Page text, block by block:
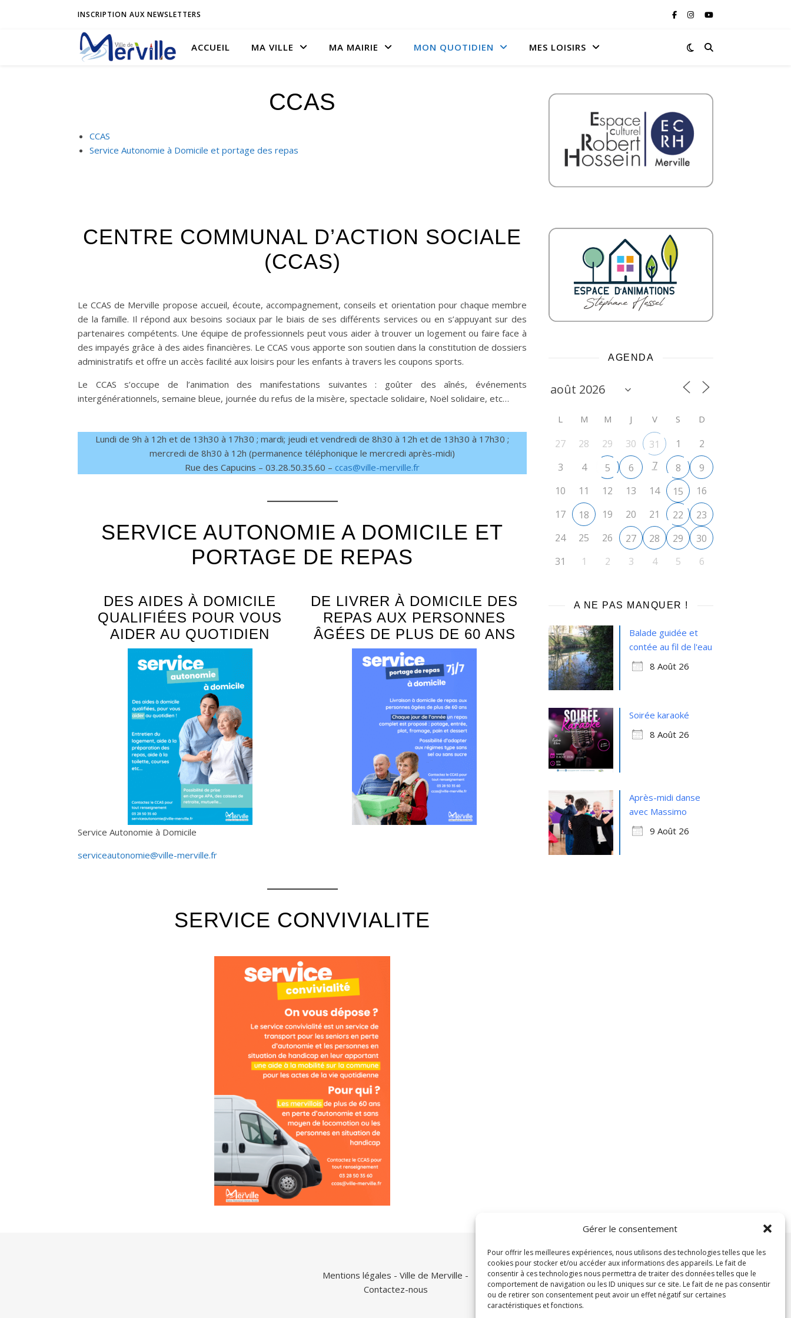
Gérer le consentement
Pour offrir les meilleures expériences, nous utilisons des technologies telles que les
cookies pour stocker et/ou accéder aux informations des appareils. Le fait de
consentir à ces technologies nous permettra de traiter des données telles que le
comportement de navigation ou les ID uniques sur ce site. Le fait de ne pas consentir
ou de retirer son consentement peut avoir un effet négatif sur certaines
caractéristiques et fonctions.
INSCRIPTION AUX NEWSLETTERS
ACCUEIL MA VILLE MA MAIRIE MON QUOTIDIEN MES LOISIRS
CCAS
CCAS
Service Autonomie à Domicile et portage des repas
CENTRE COMMUNAL D’ACTION SOCIALE
(CCAS)
Le CCAS de Merville propose accueil, écoute, accompagnement, conseils et orientation pour chaque membre
de la famille. Il répond aux besoins sociaux par le biais de ses différents services ou en s’appuyant sur des
partenaires compétents. Une équipe de professionnels peut vous aider à trouver un logement ou faire face à
des impayés grâce à des aides financières. Le CCAS vous apporte son soutien dans la constitution de dossiers
administratifs et offre un accès facilité aux loisirs pour les enfants à travers les coupons sports.
Le CCAS s’occupe de l’animation des manifestations suivantes : goûter des aînés, événements
intergénérationnels, semaine bleue, journée du refus de la misère, spectacle solidaire, Noël solidaire, etc…
Lundi de 9h à 12h et de 13h30 à 17h30 ; mardi; jeudi et vendredi de 8h30 à 12h et de 13h30 à 17h30 ;
mercredi de 8h30 à 12h (permanence téléphonique le mercredi après-midi)
Rue des Capucins – 03.28.50.35.60 – ccas@ville-merville.fr
SERVICE AUTONOMIE A DOMICILE ET
PORTAGE DE REPAS
DES AIDES À DOMICILE
QUALIFIÉES POUR VOUS
AIDER AU QUOTIDIEN
Service Autonomie à Domicile
serviceautonomie@ville-merville.fr
DE LIVRER À DOMICILE DES
REPAS AUX PERSONNES
ÂGÉES DE PLUS DE 60 ANS
SERVICE CONVIVIALITE
AGENDA
L M M J V S D
27 28 29 30 31 1
2
3
4 5 6 7 8
9
10
11 12 13 14 15
16
17
18 19 20 21 22
23
24
25 26 27 28 29
30
31
1 2 3 4 5 6
A NE PAS MANQUER !
Balade guidée et
contée au fil de l'eau
8 Août 26
Soirée karaoké
8 Août 26
Après-midi danse
avec Massimo
9 Août 26
Mentions légales - Ville de Merville -
Contactez-nous